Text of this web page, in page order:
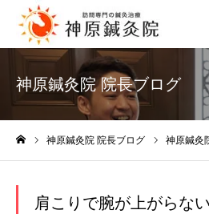
神原鍼灸院 院長ブログ
神原鍼灸院 院長ブログ 神原鍼灸
肩こりで腕が上がらな